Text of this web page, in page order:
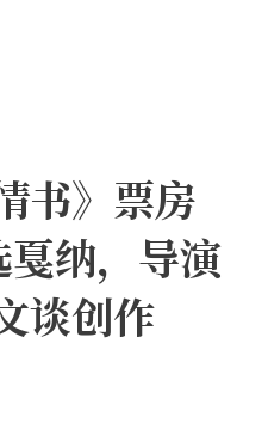
书》票房
纳，导演
谈创作